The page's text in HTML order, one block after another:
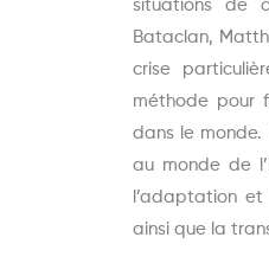
situations de
Bataclan,
crise
méthode pour
dans le
au monde de
l’adaptation
ainsi que la